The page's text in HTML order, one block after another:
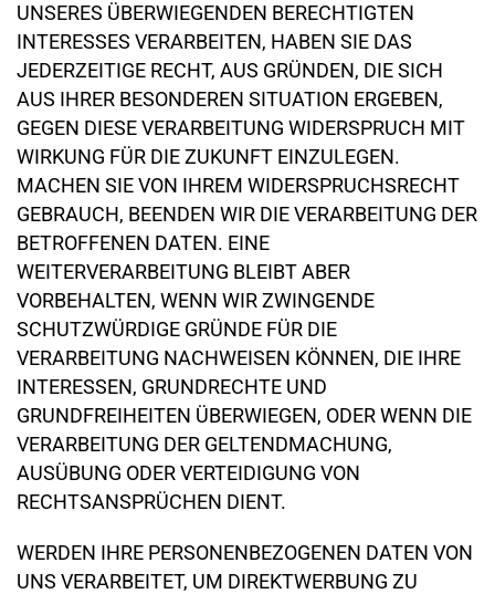
UNSERES ÜBERWIEGENDEN BERECHTIGTEN
INTERESSES VERARBEITEN, HABEN SIE DAS
JEDERZEITIGE RECHT, AUS GRÜNDEN, DIE SICH
AUS IHRER BESONDEREN SITUATION ERGEBEN,
GEGEN DIESE VERARBEITUNG WIDERSPRUCH MIT
WIRKUNG FÜR DIE ZUKUNFT EINZULEGEN.
MACHEN SIE VON IHREM WIDERSPRUCHSRECHT
GEBRAUCH, BEENDEN WIR DIE VERARBEITUNG DER
BETROFFENEN DATEN. EINE
WEITERVERARBEITUNG BLEIBT ABER
VORBEHALTEN, WENN WIR ZWINGENDE
SCHUTZWÜRDIGE GRÜNDE FÜR DIE
VERARBEITUNG NACHWEISEN KÖNNEN, DIE IHRE
INTERESSEN, GRUNDRECHTE UND
GRUNDFREIHEITEN ÜBERWIEGEN, ODER WENN DIE
VERARBEITUNG DER GELTENDMACHUNG,
AUSÜBUNG ODER VERTEIDIGUNG VON
RECHTSANSPRÜCHEN DIENT.
WERDEN IHRE PERSONENBEZOGENEN DATEN VON
UNS VERARBEITET, UM DIREKTWERBUNG ZU